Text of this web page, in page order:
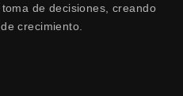
de decisiones, creando
crecimiento.